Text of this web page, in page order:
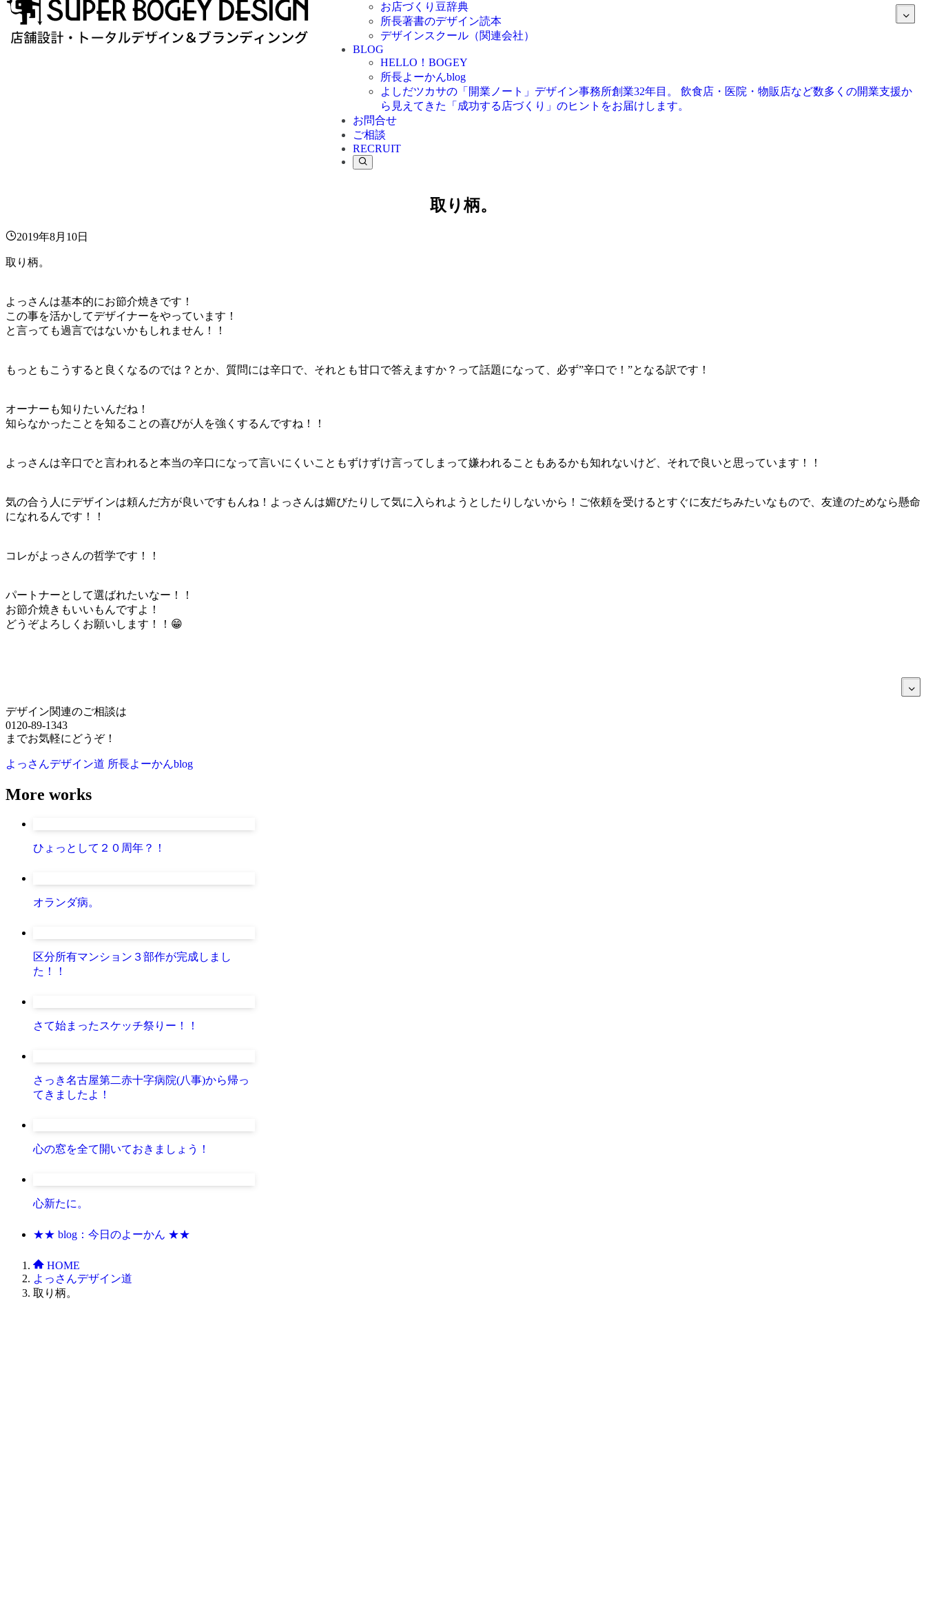
お店づくり豆辞典
所長著書のデザイン読本
デザインスクール（関連会社）
BLOG
HELLO！BOGEY
所長よーかんblog
よしだツカサの「開業ノート」 デザイン事務所創業32年目。 飲食店・医院・物販店など数多くの開業支援か
ら見えてきた「成功する店づくり」のヒントをお届けします。
お問合せ
ご相談
RECRUIT
取り柄。
2019年8月10日
取り柄。
よっさんは基本的にお節介焼きです！
この事を活かしてデザイナーをやっています！
と言っても過言ではないかもしれません！！
もっともこうすると良くなるのでは？とか、質問には辛口で、それとも甘口で答えますか？って話題になって、必ず”辛口で！”となる訳です！
オーナーも知りたいんだね！
知らなかったことを知ることの喜びが人を強くするんですね！！
よっさんは辛口でと言われると本当の辛口になって言いにくいこともずけずけ言ってしまって嫌われることもあるかも知れないけど、それで良いと思っています！！
気の合う人にデザインは頼んだ方が良いですもんね！よっさんは媚びたりして気に入られようとしたりしないから！ご依頼を受けるとすぐに友だちみたいなもので、友達のためなら懸命
になれるんです！！
コレがよっさんの哲学です！！
パートナーとして選ばれたいなー！！
お節介焼きもいいもんですよ！
どうぞよろしくお願いします！！😁
デザイン関連のご相談は
0120-89-1343
までお気軽にどうぞ！
よっさんデザイン道 所長よーかんblog
More works
ひょっとして２０周年？！
オランダ病。
区分所有マンション３部作が完成しまし
た！！
さて始まったスケッチ祭りー！！
さっき名古屋第二赤十字病院(八事)から帰っ
てきましたよ！
心の窓を全て開いておきましょう！
心新たに。
★★ blog：今日のよーかん ★★
HOME
よっさんデザイン道
取り柄。